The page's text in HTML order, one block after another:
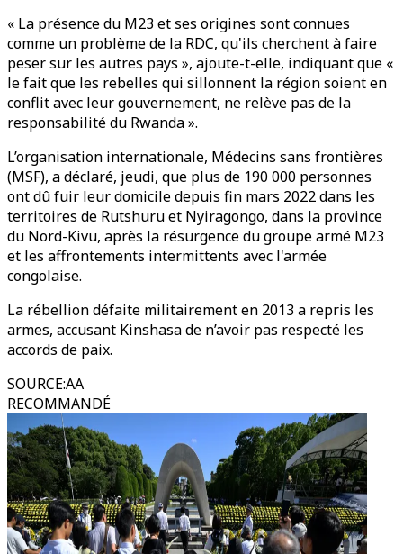
« La présence du M23 et ses origines sont connues
comme un problème de la RDC, qu'ils cherchent à faire
peser sur les autres pays », ajoute-t-elle, indiquant que «
le fait que les rebelles qui sillonnent la région soient en
conflit avec leur gouvernement, ne relève pas de la
responsabilité du Rwanda ».
L’organisation internationale, Médecins sans frontières
(MSF), a déclaré, jeudi, que plus de 190 000 personnes
ont dû fuir leur domicile depuis fin mars 2022 dans les
territoires de Rutshuru et Nyiragongo, dans la province
du Nord-Kivu, après la résurgence du groupe armé M23
et les affrontements intermittents avec l'armée
congolaise.
La rébellion défaite militairement en 2013 a repris les
armes, accusant Kinshasa de n’avoir pas respecté les
accords de paix.
SOURCE:AA
RECOMMANDÉ